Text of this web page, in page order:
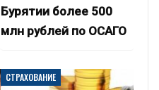
Бурятии более 500
млн рублей по ОСАГО
СТРАХОВАНИЕ